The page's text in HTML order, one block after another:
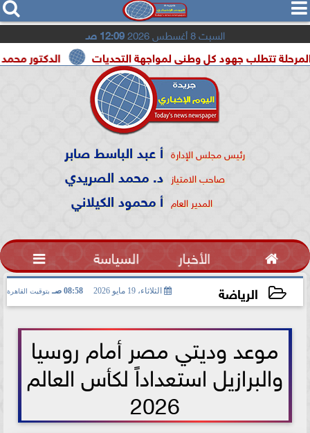
  
السبت 8 أغسطس 2026 12:09 صـ
الدكتور محمد جهود كل وطنى لمواجهة التحديات
رئيس مجلس الإدارة أ عبد الباسط صابر
صاحب الامتياز د. محمد الصريدي
المدير العام أ محمود الكيلاني
 الأخبار السياسة 
الرياضة الثلاثاء، 19 مايو 2026 08:58 صـ بتوقيت القاهرة
موعد وديتي مصر أمام روسيا
والبرازيل استعداداً لكأس العالم
2026